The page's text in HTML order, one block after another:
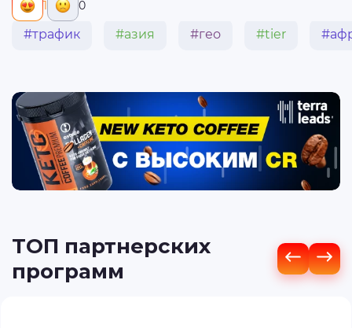
1 0
#трафик #азия #гео #tier
ТОП партнерских
программ